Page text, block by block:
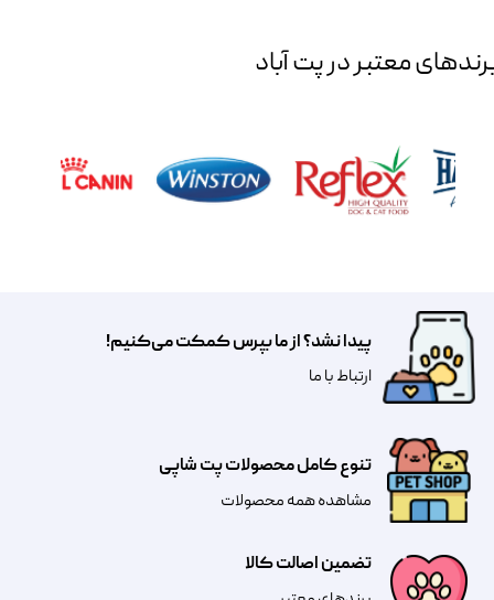
معتبر در پت آباد
تضمین اصالت کالا
تنوع کامل محصولات پت شاپی
مشاهده همه محصولات
پیدا نشد؟ از ما بپرس کمکت می‌کنیم!
​​​ارتباط با ما